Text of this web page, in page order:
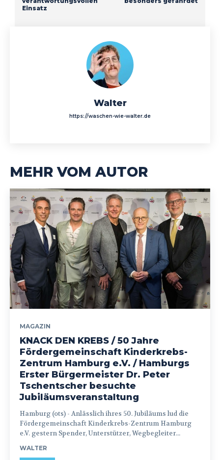
Einsatz
Walter
https://waschen-wie-walter.de
MEHR VOM AUTOR
MAGAZIN
KNACK DEN KREBS / 50 Jahre
Fördergemeinschaft Kinderkrebs-
Zentrum Hamburg e.V. / Hamburgs
Erster Bürgermeister Dr. Peter
Tschentscher besuchte
Jubiläumsveranstaltung
Hamburg (ots) - Anlässlich ihres 50. Jubiläums lud die
Fördergemeinschaft Kinderkrebs-Zentrum Hamburg
e.V. gestern Spender, Unterstützer, Wegbegleiter...
WALTER